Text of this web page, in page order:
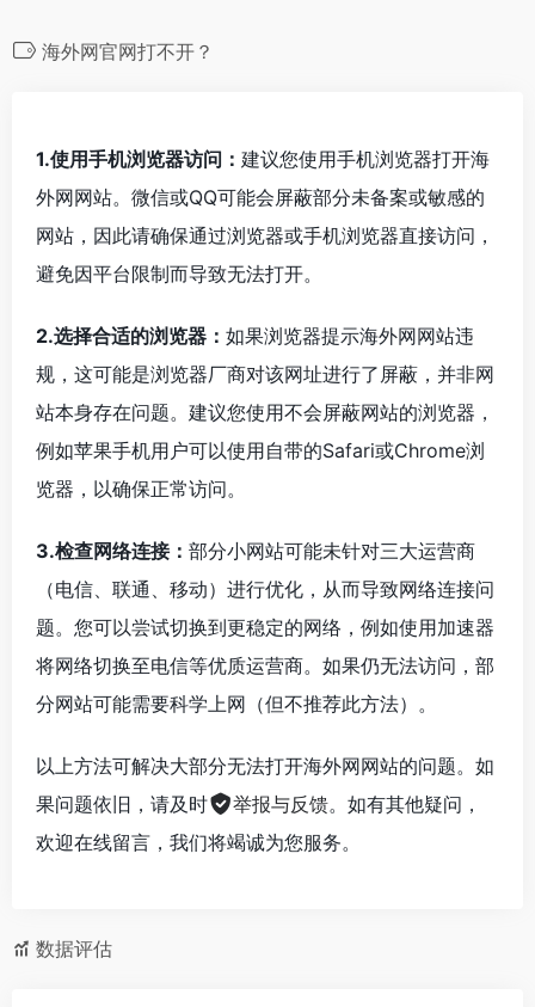
海外网官网打不开？
1.使用手机浏览器访问： 建议您使用手机浏览器打开海
外网网站。微信或QQ可能会屏蔽部分未备案或敏感的
网站，因此请确保通过浏览器或手机浏览器直接访问，
避免因平台限制而导致无法打开。
2.选择合适的浏览器： 如果浏览器提示海外网网站违
规，这可能是浏览器厂商对该网址进行了屏蔽，并非网
站本身存在问题。建议您使用不会屏蔽网站的浏览器，
例如苹果手机用户可以使用自带的Safari或Chrome浏
览器，以确保正常访问。
3.检查网络连接： 部分小网站可能未针对三大运营商
（电信、联通、移动）进行优化，从而导致网络连接问
题。您可以尝试切换到更稳定的网络，例如使用加速器
将网络切换至电信等优质运营商。如果仍无法访问，部
分网站可能需要科学上网（但不推荐此方法）。
以上方法可解决大部分无法打开海外网网站的问题。如
果问题依旧，请及时
举报与反馈。如有其他疑问，
欢迎在线留言，我们将竭诚为您服务。
数据评估